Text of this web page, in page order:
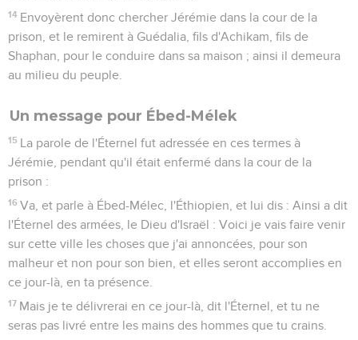
14 Envoyèrent donc chercher Jérémie dans la cour de la
prison, et le remirent à Guédalia, fils d'Achikam, fils de
Shaphan, pour le conduire dans sa maison ; ainsi il demeura
au milieu du peuple.
Un message pour Ébed-Mélek
15 La parole de l'Éternel fut adressée en ces termes à
Jérémie, pendant qu'il était enfermé dans la cour de la
prison :
16 Va, et parle à Ébed-Mélec, l'Éthiopien, et lui dis : Ainsi a dit
l'Éternel des armées, le Dieu d'Israël : Voici je vais faire venir
sur cette ville les choses que j'ai annoncées, pour son
malheur et non pour son bien, et elles seront accomplies en
ce jour-là, en ta présence.
17 Mais je te délivrerai en ce jour-là, dit l'Éternel, et tu ne
seras pas livré entre les mains des hommes que tu crains.